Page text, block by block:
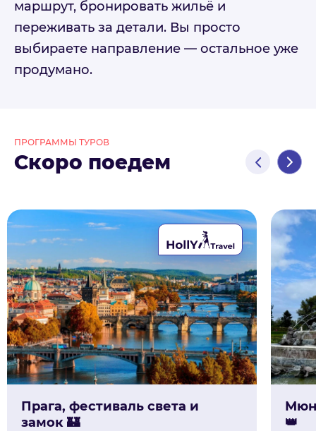
маршрут, бронировать жильё и
переживать за детали. Вы просто
выбираете направление — остальное уже
продумано.
ПРОГРАММЫ ТУРОВ
Скоро поедем
Прага, фестиваль света и
замок 🏰
👑